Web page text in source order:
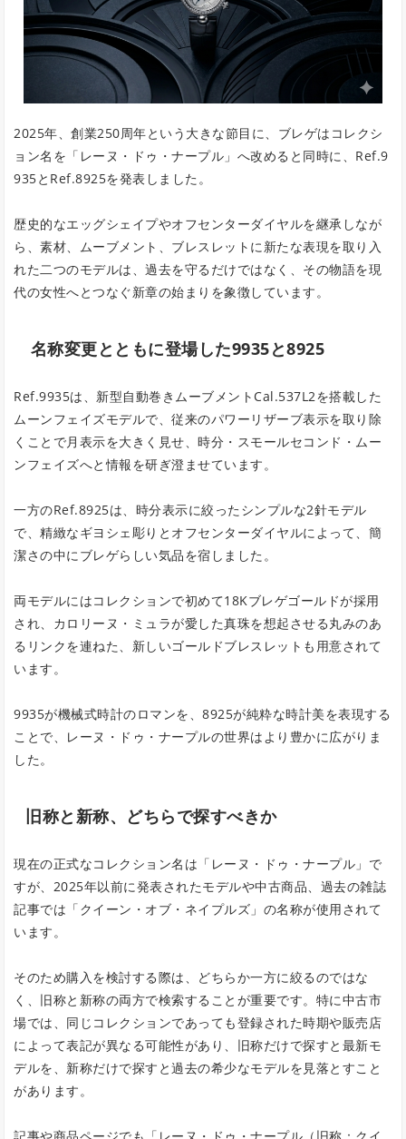
2025年、創業250周年という大きな節目に、ブレゲはコレクシ
ョン名を「レーヌ・ドゥ・ナープル」へ改めると同時に、Ref.9
935とRef.8925を発表しました。
歴史的なエッグシェイプやオフセンターダイヤルを継承しなが
ら、素材、ムーブメント、ブレスレットに新たな表現を取り入
れた二つのモデルは、過去を守るだけではなく、その物語を現
代の女性へとつなぐ新章の始まりを象徴しています。
名称変更とともに登場した9935と8925
Ref.9935は、新型自動巻きムーブメントCal.537L2を搭載した
ムーンフェイズモデルで、従来のパワーリザーブ表示を取り除
くことで月表示を大きく見せ、時分・スモールセコンド・ムー
ンフェイズへと情報を研ぎ澄ませています。
一方のRef.8925は、時分表示に絞ったシンプルな2針モデル
で、精緻なギヨシェ彫りとオフセンターダイヤルによって、簡
潔さの中にブレゲらしい気品を宿しました。
両モデルにはコレクションで初めて18Kブレゲゴールドが採用
され、カロリーヌ・ミュラが愛した真珠を想起させる丸みのあ
るリンクを連ねた、新しいゴールドブレスレットも用意されて
います。
9935が機械式時計のロマンを、8925が純粋な時計美を表現する
ことで、レーヌ・ドゥ・ナープルの世界はより豊かに広がりま
した。
旧称と新称、どちらで探すべきか
現在の正式なコレクション名は「レーヌ・ドゥ・ナープル」で
すが、2025年以前に発表されたモデルや中古商品、過去の雑誌
記事では「クイーン・オブ・ネイプルズ」の名称が使用されて
います。
そのため購入を検討する際は、どちらか一方に絞るのではな
く、旧称と新称の両方で検索することが重要です。特に中古市
場では、同じコレクションであっても登録された時期や販売店
によって表記が異なる可能性があり、旧称だけで探すと最新モ
デルを、新称だけで探すと過去の希少なモデルを見落とすこと
があります。
記事や商品ページでも「レーヌ・ドゥ・ナープル（旧称：クイ